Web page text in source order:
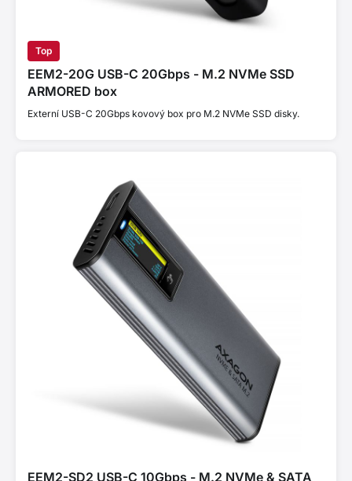
Top
EEM2-20G USB-C 20Gbps - M.2 NVMe SSD
ARMORED box
Externí USB-C 20Gbps kovový box pro M.2 NVMe SSD disky.
EEM2-SD2 USB-C 10Gbps - M.2 NVMe & SATA